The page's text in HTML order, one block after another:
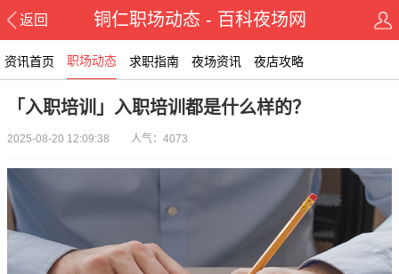
返回 铜仁职场动态 - 百科夜场网
资讯首页 职场动态 求职指南 夜场资讯 夜店攻略
「入职培训」入职培训都是什么样的？
2025-08-20 12:09:38 人气：4073